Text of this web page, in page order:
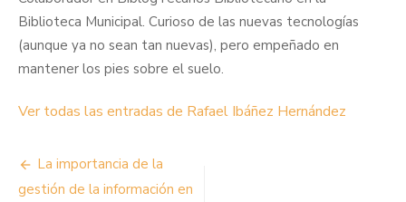
Biblioteca Municipal. Curioso de las nuevas tecnologías
(aunque ya no sean tan nuevas), pero empeñado en
mantener los pies sobre el suelo.
Ver todas las entradas de Rafael Ibáñez Hernández
Navegación
La importancia de la
gestión de la información en